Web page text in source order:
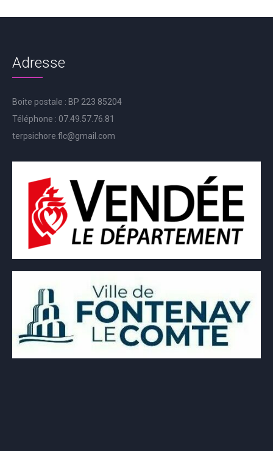
Adresse
Boite postale : BP 223 85204
Téléphone : 07.49.57.76.81
terpsichore.flc@gmail.com